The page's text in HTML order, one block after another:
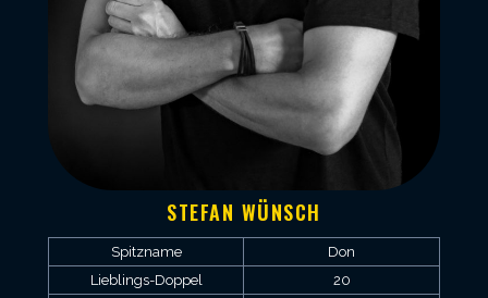
STEFAN WÜNSCH
Spitzname
Don
Lieblings-Doppel
20